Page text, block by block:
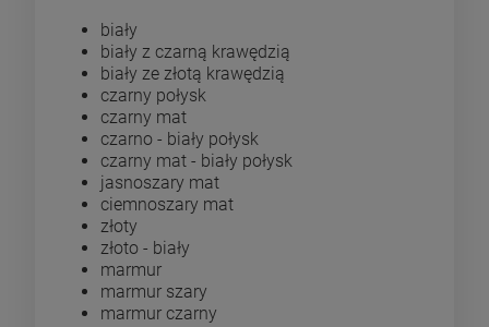
biały
biały z czarną krawędzią
biały ze złotą krawędzią
czarny połysk
czarny mat
czarno - biały połysk
czarny mat - biały połysk
jasnoszary mat
ciemnoszary mat
złoty
złoto - biały
marmur
marmur szary
marmur czarny